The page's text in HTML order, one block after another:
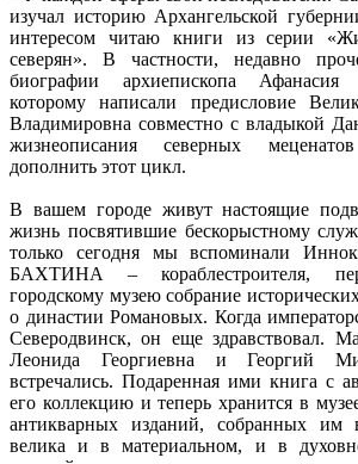
изучал историю Архангельской
интересом читаю книги из серии
северян». В частности, недавно
биографии архиепископа Афанасия
которому написали предисловие
Владимировна совместно с владыкой
жизнеописания северных
дополнить этот цикл.
В вашем городе живут настоящие
жизнь посвятившие бескорыстному
только сегодня мы вспоминали
БАХТИНА – кораблестроителя,
городскому музею собрание
о династии Романовых. Когда
Северодвинск, он еще здравствовал.
Леонида Георгиевна и Георгий
встречались. Подаренная ими книга с
его коллекцию и теперь хранится в
антикварных изданий, собранных им
велика и в материальном, и в